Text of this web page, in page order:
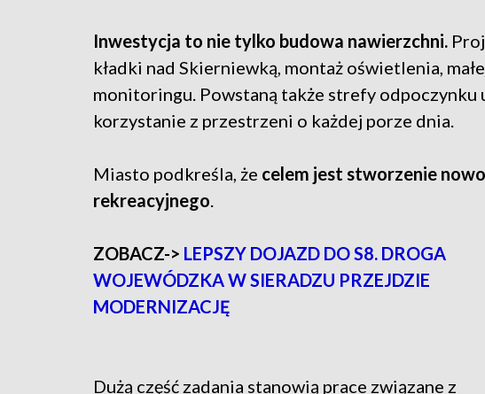
Inwestycja to nie tylko budowa nawierzchni.
kładki nad Skierniewką, montaż oświetlenia,
monitoringu. Powstaną także strefy
korzystanie z przestrzeni o każdej porze dnia.
Miasto podkreśla, że celem jest stworzenie
rekreacyjnego.
ZOBACZ-> LEPSZY DOJAZD DO S8. DROGA
WOJEWÓDZKA W SIERADZU PRZEJDZIE
MODERNIZACJĘ
Dużą część zadania stanowią prace związane z